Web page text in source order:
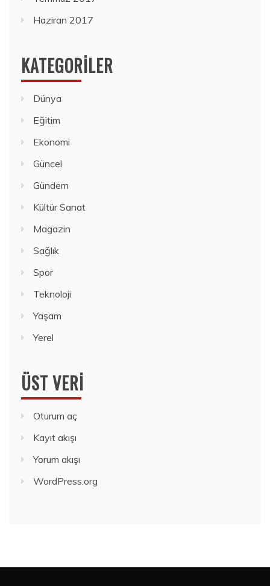
Haziran 2017
KATEGORILER
Dünya
Eğitim
Ekonomi
Güncel
Gündem
Kültür Sanat
Magazin
Sağlık
Spor
Teknoloji
Yaşam
Yerel
ÜST VERI
Oturum aç
Kayıt akışı
Yorum akışı
WordPress.org